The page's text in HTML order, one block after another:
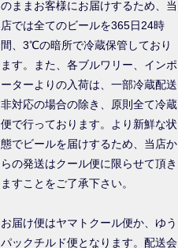
のままお客様にお届けするため、当
店では全てのビールを365日24時
間、3℃の暗所で冷蔵保管しており
ます。また、各ブルワリー、インポ
ーターよりの入荷は、一部冷蔵配送
非対応の場合の除き、原則全て冷蔵
便で行っております。より新鮮な状
態でビールを届けするため、当店か
らの発送はクール便に限らせて頂き
ますことをご了承下さい。
お届け便はヤマトクール便か、ゆう
パックチルド便となります。配送会